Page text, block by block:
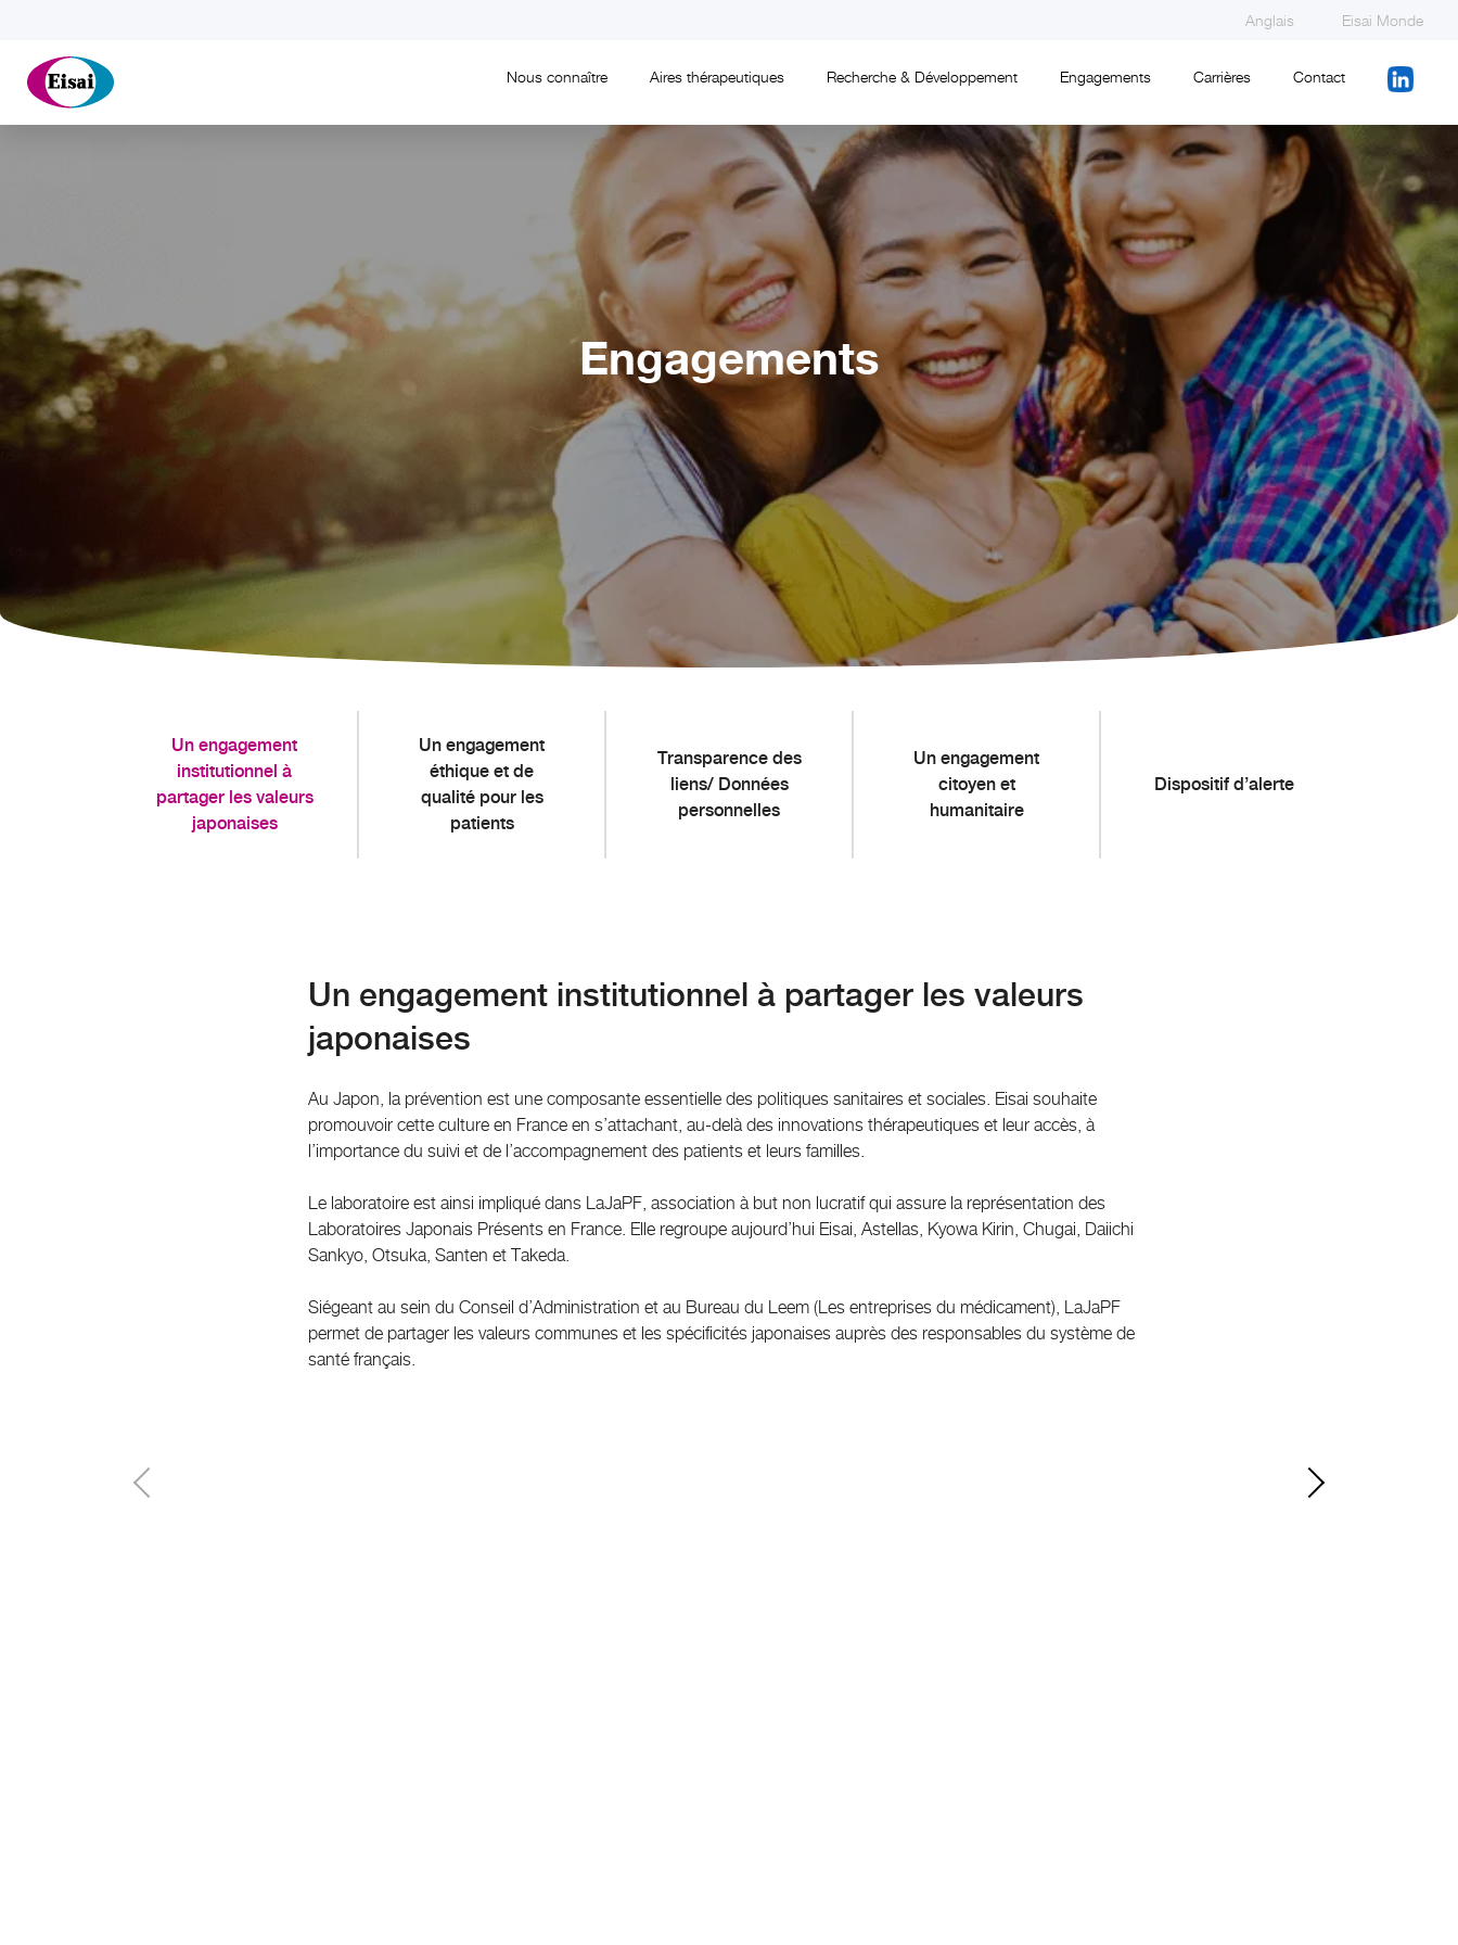
Anglais Eisai Monde
Nous connaître Aires thérapeutiques Recherche & Développement Engagements Carrières Contact
Engagements
Un engagement
institutionnel à
partager les valeurs
japonaises
Un engagement
éthique et de
qualité pour les
patients
Transparence des
liens/ Données
personnelles
Un engagement
citoyen et
humanitaire
Dispositif d’alerte
Un engagement institutionnel à partager les valeurs
japonaises
Au Japon, la prévention est une composante essentielle des politiques sanitaires et sociales. Eisai souhaite
promouvoir cette culture en France en s’attachant, au-delà des innovations thérapeutiques et leur accès, à
l’importance du suivi et de l’accompagnement des patients et leurs familles.
Le laboratoire est ainsi impliqué dans LaJaPF, association à but non lucratif qui assure la représentation des
Laboratoires Japonais Présents en France. Elle regroupe aujourd’hui Eisai, Astellas, Kyowa Kirin, Chugai, Daiichi
Sankyo, Otsuka, Santen et Takeda.
Siégeant au sein du Conseil d’Administration et au Bureau du Leem (Les entreprises du médicament), LaJaPF
permet de partager les valeurs communes et les spécificités japonaises auprès des responsables du système de
santé français.